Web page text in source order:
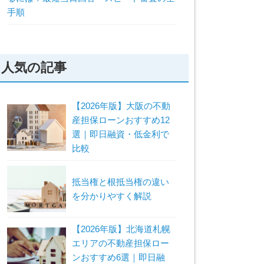
手順
人気の記事
【2026年版】大阪の不動
産担保ローンおすすめ12
選｜即日融資・低金利で
比較
抵当権と根抵当権の違い
を分かりやすく解説
【2026年版】北海道札幌
エリアの不動産担保ロー
ンおすすめ6選｜即日融